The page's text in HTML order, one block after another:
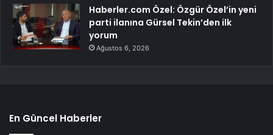
Haberler.com Özel: Özgür Özel’in yeni
parti ilanına Gürsel Tekin’den ilk
yorum
Ağustos 6, 2026
En Güncel Haberler